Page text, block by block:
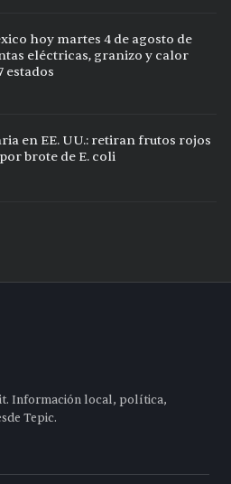
hoy martes 4 de agosto de
eléctricas, granizo y calor
estados
en EE. UU.: retiran frutos rojos
brote de E. coli
Información local, política,
Tepic.